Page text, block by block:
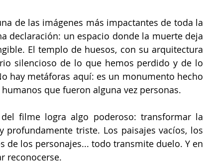
de las imágenes más impactantes de toda la
declaración: un espacio donde la muerte deja
El templo de huesos, con su arquitectura
silencioso de lo que hemos perdido y de lo
hay metáforas aquí: es un monumento hecho
que fueron alguna vez personas.
filme logra algo poderoso: transformar la
triste. Los paisajes vacíos, los
de los personajes... todo transmite duelo. Y en
reconocerse.